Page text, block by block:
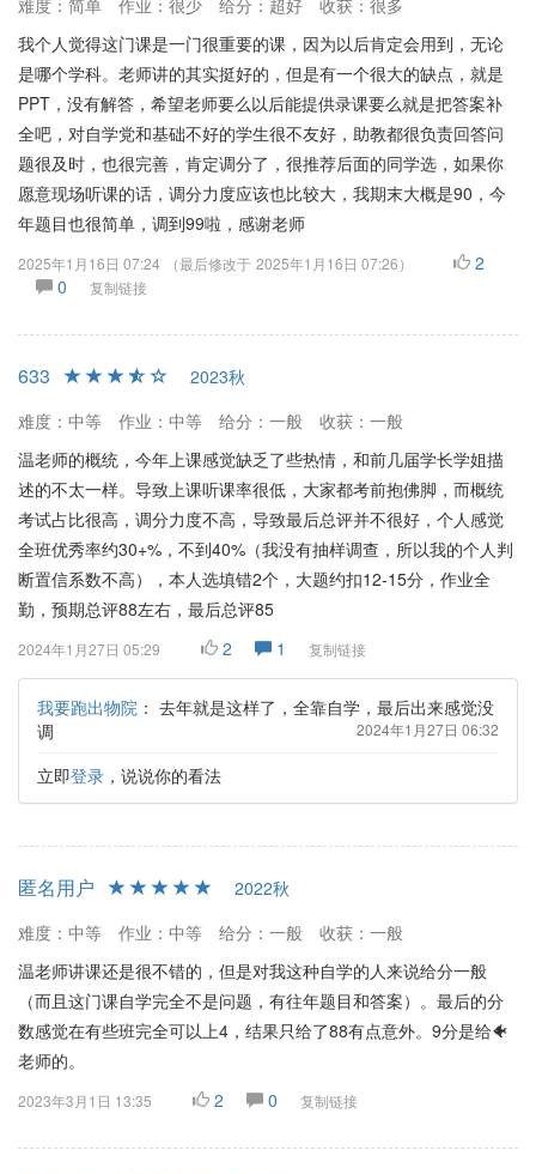
难度：简单
作业：很少 给分：超好
收获：很多
我个人觉得这门课是一门很重要的课，因为以后肯定会用到，无论
是哪个学科。老师讲的其实挺好的，但是有一个很大的缺点，就是
PPT，没有解答，希望老师要么以后能提供录课要么就是把答案补
全吧，对自学党和基础不好的学生很不友好，助教都很负责回答问
题很及时，也很完善，肯定调分了，很推荐后面的同学选，如果你
愿意现场听课的话，调分力度应该也比较大，我期末大概是90，今
年题目也很简单，调到99啦，感谢老师
2025年1月16日 07:24 （最后修改于 2025年1月16日 07:26）
2
0
复制链接
633
2023秋
难度：中等
作业：中等 给分：一般
收获：一般
温老师的概统，今年上课感觉缺乏了些热情，和前几届学长学姐描
述的不太一样。导致上课听课率很低，大家都考前抱佛脚，而概统
考试占比很高，调分力度不高，导致最后总评并不很好，个人感觉
全班优秀率约30+%，不到40%（我没有抽样调查，所以我的个人判
断置信系数不高），本人选填错2个，大题约扣12-15分，作业全
勤，预期总评88左右，最后总评85
2024年1月27日 05:29 2 1 复制链接
我要跑出物院 ： 去年就是这样了，全靠自学，最后出来感觉没
调
2024年1月27日 06:32
立即登录 ，说说你的看法
匿名用户
2022秋
难度：中等
作业：中等 给分：一般
收获：一般
温老师讲课还是很不错的，但是对我这种自学的人来说给分一般
（而且这门课自学完全不是问题，有往年题目和答案）。最后的分
数感觉在有些班完全可以上4，结果只给了88有点意外。9分是给🐠
老师的。
2023年3月1日 13:35 2 0 复制链接